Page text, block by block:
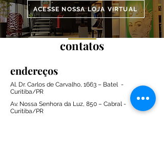
ACESSE NOSSA LOJA VIRTUAL
contatos
endereços
Al. Dr. Carlos de Carvalho, 1663 – Batel -
Curitiba/PR
Av. Nossa Senhora da Luz, 850 – Cabral -
Curitiba/PR